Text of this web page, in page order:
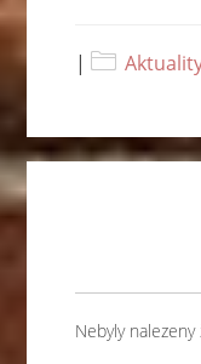
|
Nebyly